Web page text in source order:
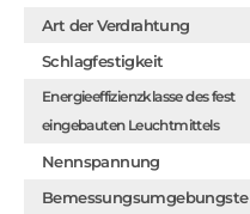
Art der Verdrahtung
Schlagfestigkeit
Energieeffizienzklasse des fest
eingebauten Leuchtmittels
Nennspannung
Bemessungsumgebungste